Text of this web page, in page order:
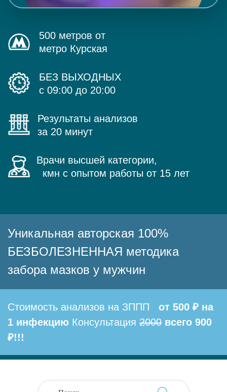
500 метров от
метро Курская
БЕЗ ВЫХОДНЫХ
с 09:00 до 20:00
Результаты анализов
за 20 минут
Врачи высшей категории,
кмн с опытом работы от 15 лет
Уникальная авторская 100%
БЕЗБОЛЕЗНЕННАЯ методика
забора мазков у мужчин
Стоимость анализов на ЗППП
от 500 ₽ на
1 инфекцию Консультация 2000 всего 900
₽!!!